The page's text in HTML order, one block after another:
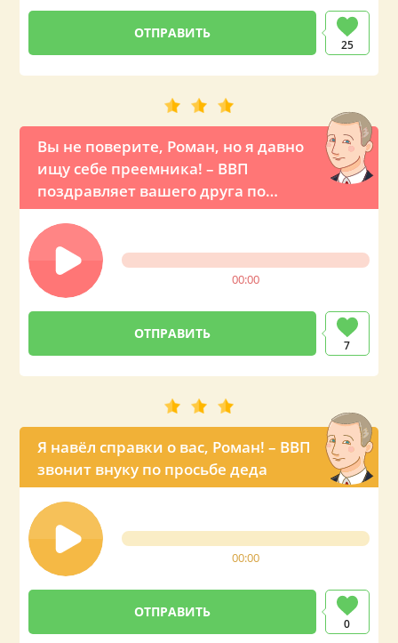
25
Вы не поверите, Роман, но я давно
ищу себе преемника! – ВВП
поздравляет вашего друга по
телефону
00:00
7
Я навёл справки о вас, Роман! – ВВП
звонит внуку по просьбе деда
00:00
0